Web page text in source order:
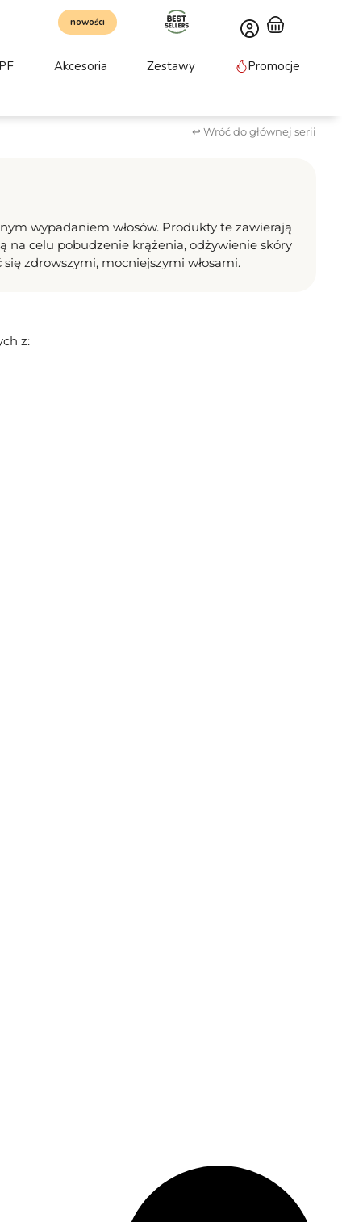
nowości
Akcesoria Zestawy
Promocje
↩ Wróć do głównej serii
wypadaniem włosów. Produkty te zawierają
na celu pobudzenie krążenia, odżywienie skóry
zdrowszymi, mocniejszymi włosami.
z: